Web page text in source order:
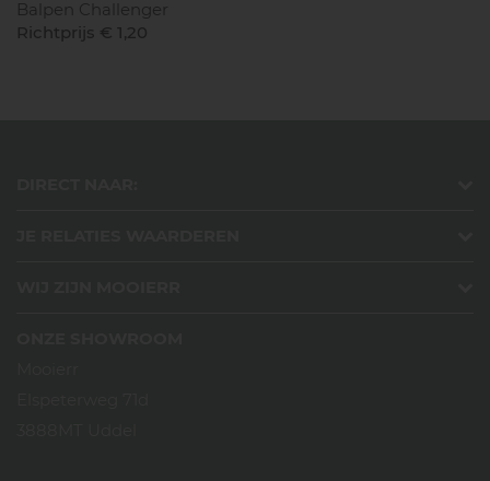
Balpen Challenger
Richtprijs € 1,20